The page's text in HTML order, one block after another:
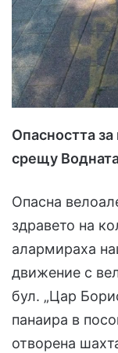
Опасността
срещу
Опасна
здравето на
алармираха
движение с
бул. „Цар
панаира в
отворена